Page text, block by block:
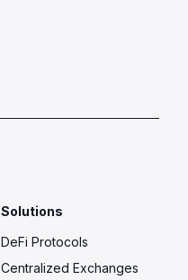
Solutions
DeFi Protocols
Centralized Exchanges